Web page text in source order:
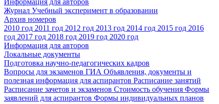
Журнал Учебный эксперимент в образовании
Архив номеров
2010 год 2011 год 2012 год 2013 год 2014 год 2015 год 2016
год 2017 год 2018 год 2019 год 2020 год
Информация для авторов
Локальные документы
Подготовка научно-педагогических кадров
Вопросы для экзаменов ГИА Объявления, документы и
полезная информация для аспирантов Расписание занятий
Расписание зачетов и экзаменов Стоимость обучения Формы
заявлений для аспирантов Формы индивидуальных планов